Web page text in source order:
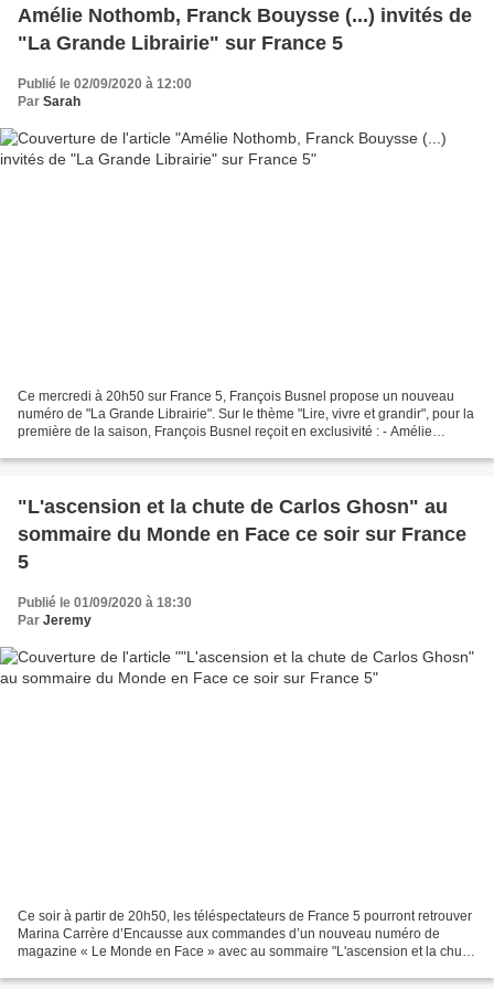
Amélie Nothomb, Franck Bouysse (...) invités de
"La Grande Librairie" sur France 5
Publié le 02/09/2020 à 12:00
Par Sarah
Ce mercredi à 20h50 sur France 5, François Busnel propose un nouveau
numéro de "La Grande Librairie". Sur le thème "Lire, vivre et grandir", pour la
première de la saison, François Busnel reçoit en exclusivité : - Amélie
"L'ascension et la chute de Carlos Ghosn" au
sommaire du Monde en Face ce soir sur France
5
Publié le 01/09/2020 à 18:30
Par Jeremy
Ce soir à partir de 20h50, les téléspectateurs de France 5 pourront retrouver
Marina Carrère d’Encausse aux commandes d’un nouveau numéro de
magazine « Le Monde en Face » avec au sommaire "L'ascension et la chute